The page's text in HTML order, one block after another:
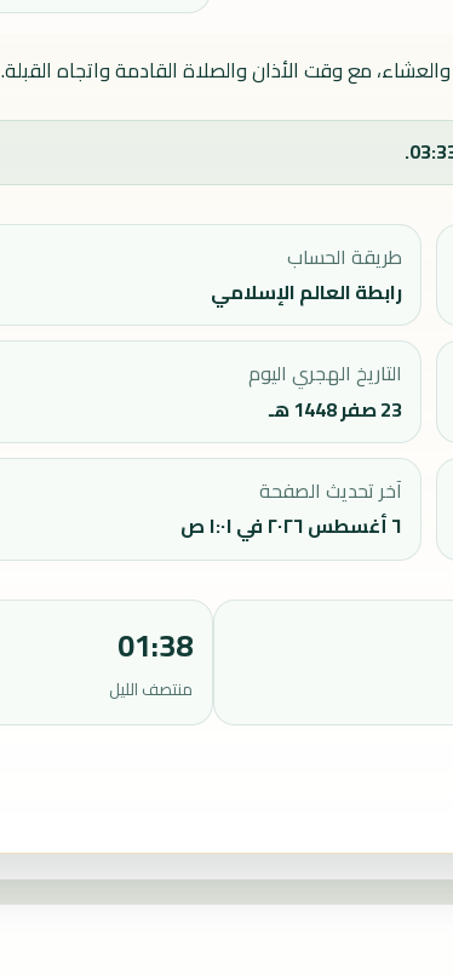
مع وقت الأذان والصلاة القادمة واتجاه القبلة.
طريقة الحساب
رابطة العالم الإسلامي
التاريخ الهجري اليوم
23 صفر 1448 هـ
آخر تحديث الصفحة
٦ أغسطس ٢٠٢٦ في ١:٠١ ص
01:38
منتصف الليل